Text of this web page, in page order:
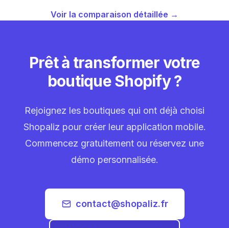
Voir la comparaison détaillée →
Prêt à transformer votre
boutique Shopify ?
Rejoignez les boutiques qui ont déjà choisi
Shopaliz pour créer leur application mobile.
Commencez gratuitement ou réservez une
démo personnalisée.
contact@shopaliz.fr